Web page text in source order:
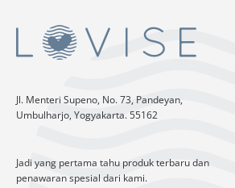
Jl. Menteri Supeno, No. 73, Pandeyan,
Umbulharjo, Yogyakarta. 55162
Jadi yang pertama tahu produk terbaru dan
penawaran spesial dari kami.